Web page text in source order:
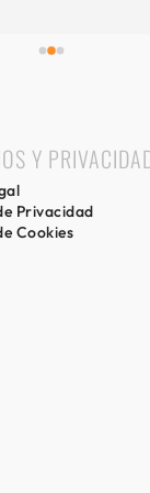
Y
Privacidad
Cookies